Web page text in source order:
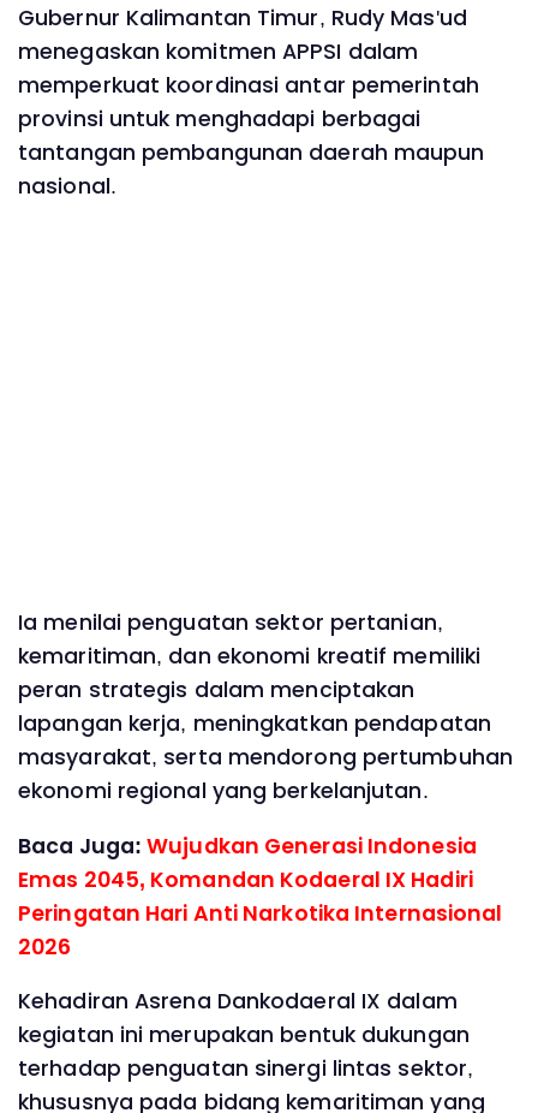
Gubernur Kalimantan Timur, Rudy Mas'ud
menegaskan komitmen APPSI dalam
memperkuat koordinasi antar pemerintah
provinsi untuk menghadapi berbagai
tantangan pembangunan daerah maupun
nasional.
Ia menilai penguatan sektor pertanian,
kemaritiman, dan ekonomi kreatif memiliki
peran strategis dalam menciptakan
lapangan kerja, meningkatkan pendapatan
masyarakat, serta mendorong pertumbuhan
ekonomi regional yang berkelanjutan.
Baca Juga:Wujudkan Generasi Indonesia
Emas 2045, Komandan Kodaeral IX Hadiri
Peringatan Hari Anti Narkotika Internasional
2026
Kehadiran Asrena Dankodaeral IX dalam
kegiatan ini merupakan bentuk dukungan
terhadap penguatan sinergi lintas sektor,
khususnya pada bidang kemaritiman yang